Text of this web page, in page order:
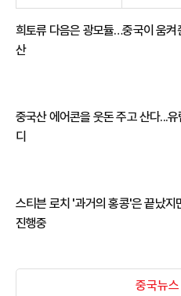
희토류 다음은 광모듈…중국이 움켜
산
중국산 에어콘을 웃돈 주고 산다...유
디
스티븐 로치 '과거의 홍콩'은 끝났지
진행중
중국뉴스